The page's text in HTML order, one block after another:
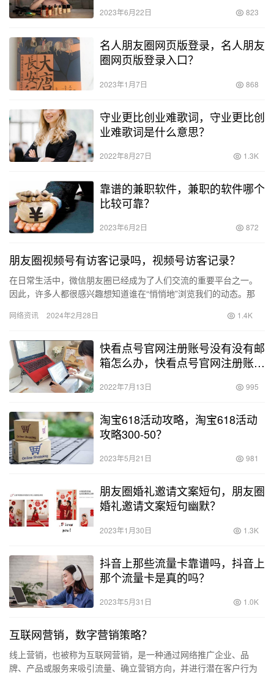
2023年6月22日 823
名人朋友圈网页版登录，名人朋友
圈网页版登录入口？
2023年1月7日 868
守业更比创业难歌词，守业更比创
业难歌词是什么意思？
2022年8月27日 1.3K
靠谱的兼职软件，兼职的软件哪个
比较可靠？
2023年6月2日 872
朋友圈视频号有访客记录吗，视频号访客记录？
在日常生活中，微信朋友圈已经成为了人们交流的重要平台之一。
因此，许多人都很感兴趣想知道谁在“悄悄地”浏览我们的动态。那
起来…
网络资讯 2024年2月28日 1.4K
快看点号官网注册账号没有没有邮
箱怎么办，快看点号官网注册账号
2022年7月13日 995
淘宝618活动攻略，淘宝618活动
攻略300-50？
2023年5月21日 981
朋友圈婚礼邀请文案短句，朋友圈
婚礼邀请文案短句幽默？
2023年1月30日 1.3K
抖音上那些流量卡靠谱吗，抖音上
那个流量卡是真的吗？
2023年5月31日 1.0K
互联网营销，数字营销策略？
线上营销，也被称为互联网营销，是一种通过网络推广企业、品
牌、产品或服务来吸引流量、确立营销方向，并进行潜在客户行为